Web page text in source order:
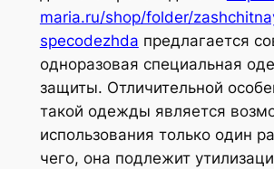
maria.ru/shop/folder/
specodezhda предлагается
одноразовая специальная
защиты. Отличительной
такой одежды является
использования только один
чего, она подлежит